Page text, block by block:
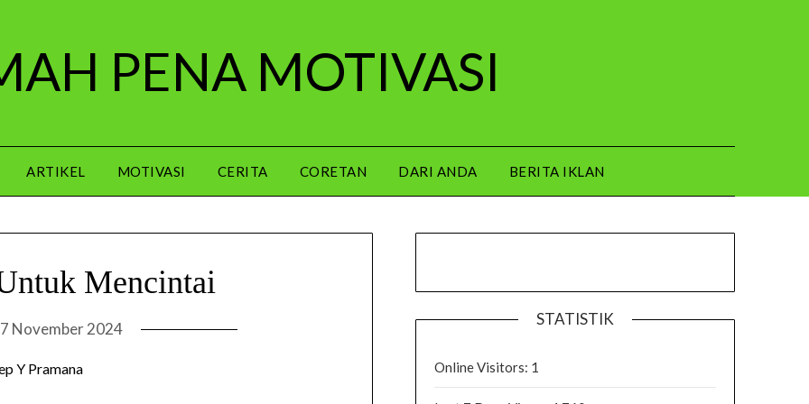
PENA MOTIVASI
ARTIKEL MOTIVASI CERITA CORETAN DARI ANDA BERITA IKLAN
Mencintai
November 2024
Y Pramana
STATISTIK
Online Visitors: 1